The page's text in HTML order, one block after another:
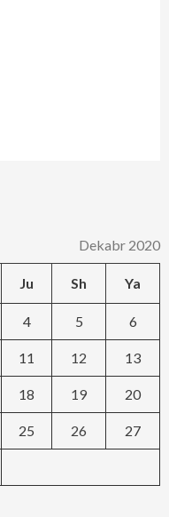
Dekabr 2020
Ju Sh Ya
4 5 6
11 12 13
18 19 20
25 26 27